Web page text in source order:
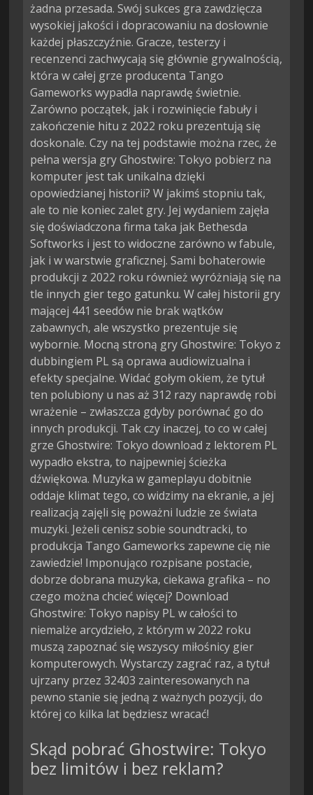
żadna przesada. Swój sukces gra zawdzięcza
wysokiej jakości i dopracowaniu na dosłownie
każdej płaszczyźnie. Gracze, testerzy i
recenzenci zachwycają się głównie grywalnością,
która w całej grze producenta Tango
Gameworks wypadła naprawdę świetnie.
Zarówno początek, jak i rozwinięcie fabuły i
zakończenie hitu z 2022 roku prezentują się
doskonale. Czy na tej podstawie można rzec, że
pełna wersja gry Ghostwire: Tokyo pobierz na
komputer jest tak unikalna dzięki
opowiedzianej historii? W jakimś stopniu tak,
ale to nie koniec zalet gry. Jej wydaniem zajęła
się doświadczona firma taka jak Bethesda
Softworks i jest to widoczne zarówno w fabule,
jak i w warstwie graficznej. Sami bohaterowie
produkcji z 2022 roku również wyróżniają się na
tle innych gier tego gatunku. W całej historii gry
mającej 441 seedów nie brak wątków
zabawnych, ale wszystko prezentuje się
wybornie. Mocną stroną gry Ghostwire: Tokyo z
dubbingiem PL są oprawa audiowizualna i
efekty specjalne. Widać gołym okiem, że tytuł
ten polubiony u nas aż 312 razy naprawdę robi
wrażenie – zwłaszcza gdyby porównać go do
innych produkcji. Tak czy inaczej, to co w całej
grze Ghostwire: Tokyo download z lektorem PL
wypadło ekstra, to najpewniej ścieżka
dźwiękowa. Muzyka w gameplayu dobitnie
oddaje klimat tego, co widzimy na ekranie, a jej
realizacją zajęli się poważni ludzie ze świata
muzyki. Jeżeli cenisz sobie soundtracki, to
produkcja Tango Gameworks zapewne cię nie
zawiedzie! Imponująco rozpisane postacie,
dobrze dobrana muzyka, ciekawa grafika – no
czego można chcieć więcej? Download
Ghostwire: Tokyo napisy PL w całości to
niemalże arcydzieło, z którym w 2022 roku
muszą zapoznać się wszyscy miłośnicy gier
komputerowych. Wystarczy zagrać raz, a tytuł
ujrzany przez 32403 zainteresowanych na
pewno stanie się jedną z ważnych pozycji, do
której co kilka lat będziesz wracać!
Skąd pobrać Ghostwire: Tokyo
bez limitów i bez reklam?